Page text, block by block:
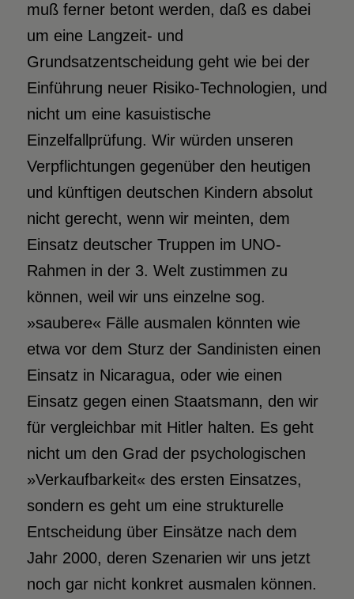
muß ferner betont werden, daß es dabei
um eine Langzeit- und
Grundsatzentscheidung geht wie bei der
Einführung neuer Risiko-Technologien, und
nicht um eine kasuistische
Einzelfallprüfung. Wir würden unseren
Verpflichtungen gegenüber den heutigen
und künftigen deutschen Kindern absolut
nicht gerecht, wenn wir meinten, dem
Einsatz deutscher Truppen im UNO-
Rahmen in der 3. Welt zustimmen zu
können, weil wir uns einzelne sog.
»saubere« Fälle ausmalen könnten wie
etwa vor dem Sturz der Sandinisten einen
Einsatz in Nicaragua, oder wie einen
Einsatz gegen einen Staatsmann, den wir
für vergleichbar mit Hitler halten. Es geht
nicht um den Grad der psychologischen
»Verkaufbarkeit« des ersten Einsatzes,
sondern es geht um eine strukturelle
Entscheidung über Einsätze nach dem
Jahr 2000, deren Szenarien wir uns jetzt
noch gar nicht konkret ausmalen können.